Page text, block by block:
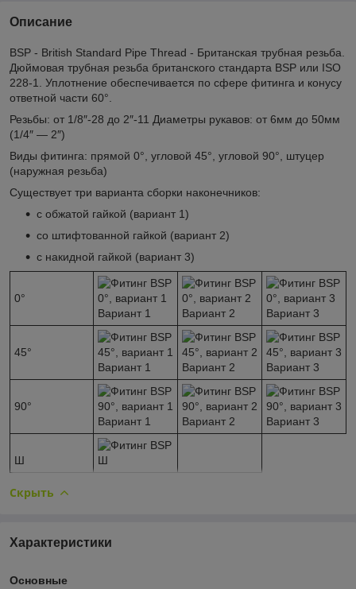
Описание
BSP - British Standard Pipe Thread - Британская трубная резьба.
Дюймовая трубная резьба британского стандарта BSP или ISO
228-1. Уплотнение обеспечивается по сфере фитинга и конусу
ответной части 60°.
Резьбы: от 1/8″-28 до 2″-11 Диаметры рукавов: от 6мм до 50мм
(1/4″ — 2″)
Виды фитинга: прямой 0°, угловой 45°, угловой 90°, штуцер
(наружная резьба)
Существует три варианта сборки наконечников:
с обжатой гайкой (вариант 1)
со штифтованной гайкой (вариант 2)
с накидной гайкой (вариант 3)
0°
Вариант 1
Вариант 2 Вариант 3
45°
Вариант 1
Вариант 2 Вариант 3
90°
Вариант 1
Вариант 2 Вариант 3
Ш
Скрыть
Характеристики
Основные